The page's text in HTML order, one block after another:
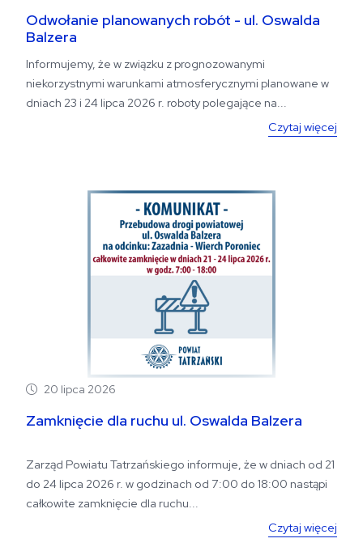
Odwołanie planowanych robót - ul. Oswalda
Balzera
Informujemy, że w związku z prognozowanymi
niekorzystnymi warunkami atmosferycznymi planowane w
dniach 23 i 24 lipca 2026 r. roboty polegające na...
Czytaj więcej
20 lipca 2026
Zamknięcie dla ruchu ul. Oswalda Balzera
Zarząd Powiatu Tatrzańskiego informuje, że w dniach od 21
do 24 lipca 2026 r. w godzinach od 7:00 do 18:00 nastąpi
całkowite zamknięcie dla ruchu...
Czytaj więcej